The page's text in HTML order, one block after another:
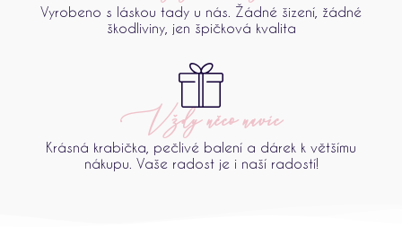
Vyrobeno s láskou tady u nás. Žádné šizení, žádné
škodliviny, jen špičková kvalita
Vždy něco navíc
Krásná krabička, pečlivé balení a dárek k většímu
nákupu. Vaše radost je i naší radostí!